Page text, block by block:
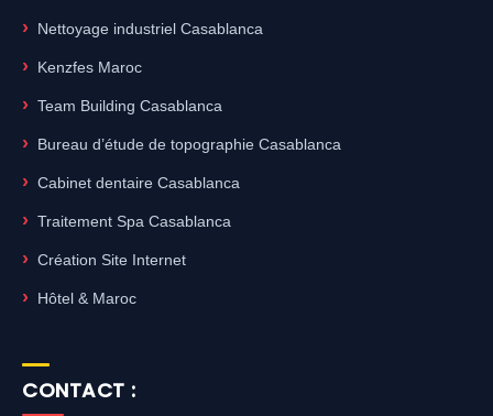
Nettoyage industriel Casablanca
Kenzfes Maroc
Team Building Casablanca
Bureau d’étude de topographie Casablanca
Cabinet dentaire Casablanca
Traitement Spa Casablanca
Création Site Internet
Hôtel & Maroc
CONTACT :